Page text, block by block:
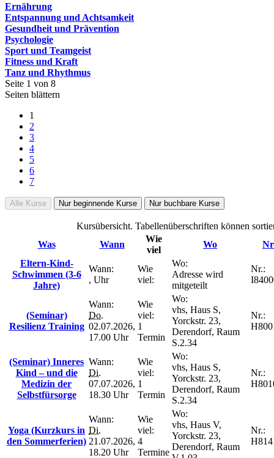
Ernährung
Entspannung und Achtsamkeit
Gesundheit und Prävention
Psychologie
Sport und Teamgeist
Fitness und Kraft
Tanz und Rhythmus
Seite 1 von 8
Seiten blättern
1
2
3
4
5
6
7
Alle Kurse Nur beginnende Kurse Nur buchbare Kurse
Kursübersicht. Tabellenüberschriften können
Was
Wann
Wie
viel
Wo
Eltern-Kind-
Schwimmen (3-6
Jahre)
Wann:
, Uhr
Wie
viel:
Wo:
Adresse wird
mitgeteilt
Nr.:
(Seminar)
Resilienz Training
Wann:
Do.
02.07.2026,
17.00 Uhr
Wie
viel:
1
Termin
Wo:
vhs, Haus S,
Yorckstr. 23,
Derendorf, Raum
S.2.34
Nr.:
(Seminar) Inneres
Kind – und die
Medizin der
Selbstfürsorge
Wann:
Di.
07.07.2026,
18.30 Uhr
Wie
viel:
1
Termin
Wo:
vhs, Haus S,
Yorckstr. 23,
Derendorf, Raum
S.2.34
Nr.:
Yoga (Kurzkurs in
den Sommerferien)
Wann:
Di.
21.07.2026,
18.20 Uhr
Wie
viel:
4
Termine
Wo:
vhs, Haus V,
Yorckstr. 23,
Derendorf, Raum
Nr.: